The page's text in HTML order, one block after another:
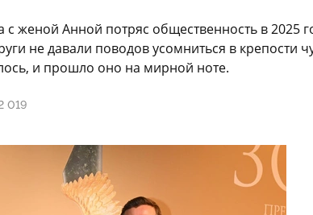
женой Анной потряс общественность в 2025
не давали поводов усомниться в крепости
и прошло оно на мирной ноте.
019